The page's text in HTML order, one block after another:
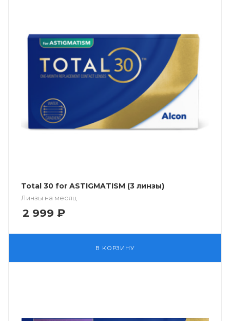
Total 30 for ASTIGMATISM (3 линзы)
Линзы на месяц
2 999 ₽
В КОРЗИНУ